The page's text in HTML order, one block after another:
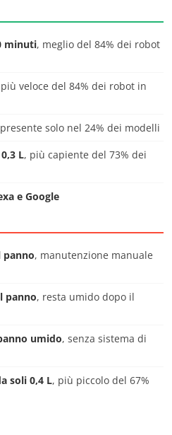
minuti, meglio del 84% dei robot
veloce del 84% dei robot in
solo nel 24% dei modelli
L, più capiente del 73% dei
e Google
panno, manutenzione manuale
panno, resta umido dopo il
umido, senza sistema di
soli 0,4 L, più piccolo del 67%